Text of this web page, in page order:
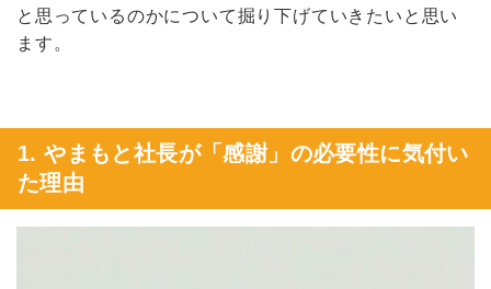
と思っているのかについて掘り下げていきたいと思い
ます。
1. やまもと社長が「感謝」の必要性に気付い
た理由